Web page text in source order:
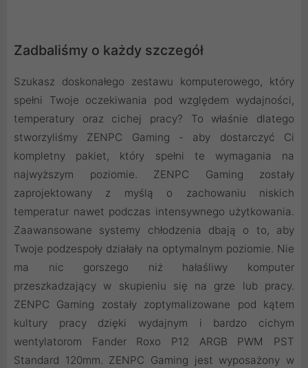
Zadbaliśmy o każdy szczegół
Szukasz doskonałego zestawu komputerowego, który
spełni Twoje oczekiwania pod względem wydajności,
temperatury oraz cichej pracy? To właśnie dlatego
stworzyliśmy ZENPC Gaming - aby dostarczyć Ci
kompletny pakiet, który spełni te wymagania na
najwyższym poziomie. ZENPC Gaming zostały
zaprojektowany z myślą o zachowaniu niskich
temperatur nawet podczas intensywnego użytkowania.
Zaawansowane systemy chłodzenia dbają o to, aby
Twoje podzespoły działały na optymalnym poziomie. Nie
ma nic gorszego niż hałaśliwy komputer
przeszkadzający w skupieniu się na grze lub pracy.
ZENPC Gaming zostały zoptymalizowane pod kątem
kultury pracy dzięki wydajnym i bardzo cichym
wentylatorom Fander Roxo P12 ARGB PWM PST
Standard 120mm. ZENPC Gaming jest wyposażony w